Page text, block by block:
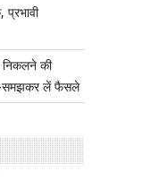
निकलने की
समझकर लें फैसले